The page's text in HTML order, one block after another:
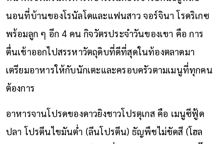
นอนที่บ้านของโรนัลโดและแฟนสาว จอร์จินา โรดริเกซ
พร้อมลูก ๆ อีก 4 คน กิจวัตรประจำวันของเขา คือ การ
ตื่นเช้าออกไปสรรหาวัตถุดิบที่ดีที่สุดในท้องตลาดมา
เตรียมอาหารให้กับนักเตะและครอบครัวตามเมนูที่ทุกคน
ต้องการ
อาหารจานโปรดของดาวยิงชาวโปรตุเกส คือ เมนูซีฟู้ด
ปลา โปรตีนไขมันต่ำ (ลีนโปรตีน) ธัญพืชไม่ขัดสี (โฮล